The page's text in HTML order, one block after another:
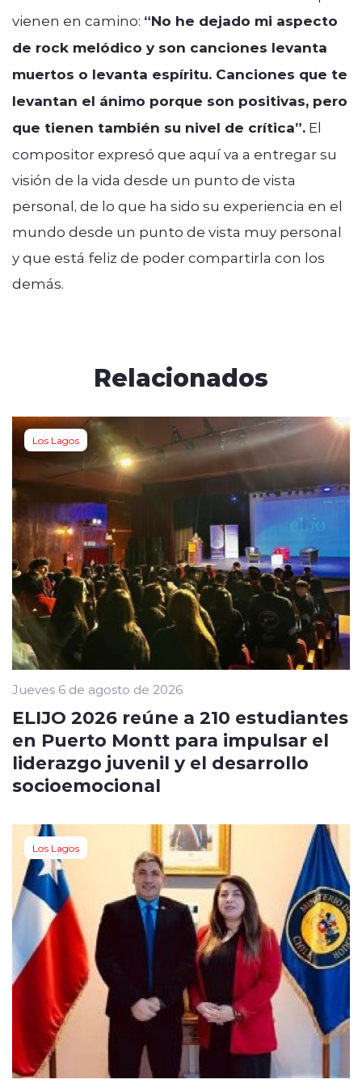
vienen en camino: “No he dejado mi aspecto
de rock melódico y son canciones levanta
muertos o levanta espíritu. Canciones que te
levantan el ánimo porque son positivas, pero
que tienen también su nivel de crítica”. El
compositor expresó que aquí va a entregar su
visión de la vida desde un punto de vista
personal, de lo que ha sido su experiencia en el
mundo desde un punto de vista muy personal
y que está feliz de poder compartirla con los
demás.
Relacionados
Los Lagos
Jueves 6 de agosto de 2026
ELIJO 2026 reúne a 210 estudiantes
en Puerto Montt para impulsar el
liderazgo juvenil y el desarrollo
socioemocional
Los Lagos